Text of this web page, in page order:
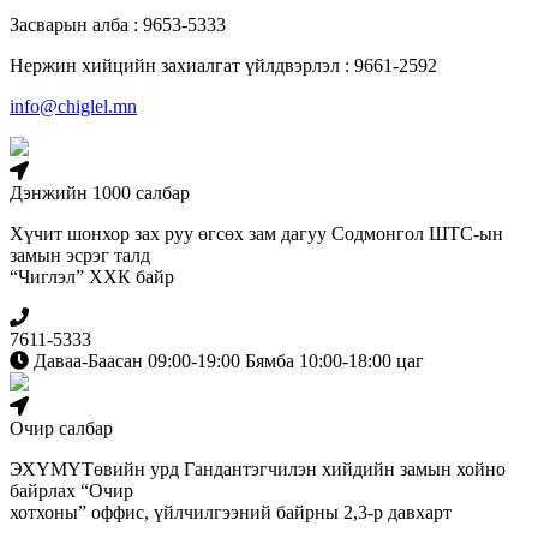
Засварын алба : 9653-5333
Нержин хийцийн захиалгат үйлдвэрлэл : 9661-2592
info@chiglel.mn
Дэнжийн 1000 салбар
Хүчит шонхор зах руу өгсөх зам дагуу Содмонгол ШТС-ын
замын эсрэг талд
“Чиглэл” ХХК байр
7611-5333
Даваа-Баасан 09:00-19:00 Бямба 10:00-18:00 цаг
Очир салбар
ЭХҮМҮТөвийн урд Гандантэгчилэн хийдийн замын хойно
байрлах “Очир
хотхоны” оффис, үйлчилгээний байрны 2,3-р давхарт